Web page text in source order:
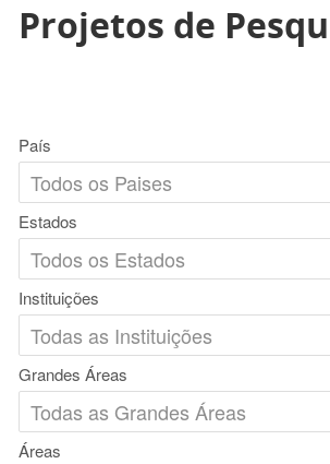
Projetos de
País
Estados
Instituições
Grandes Áreas
Áreas